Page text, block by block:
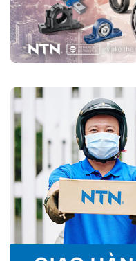
7. Kết Luận
Vòng bi cầu rãnh sâu NTN
cậy nhất trên thị trường, nhờ
8. Mua vòng bi bạc
Trên thị trường vòng bi
chọn mua đúng vòng bi
quyền NTNđể đảm nguồn
vongbiNTN.com) làĐại
tại Việt Nam
. Liên hệ
vòng bi NTN phù hợp với ứng